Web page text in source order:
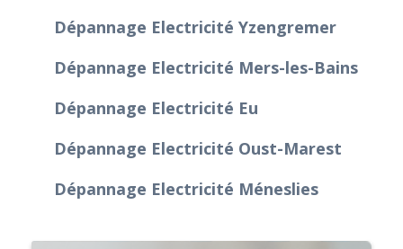
Dépannage Electricité Yzengremer
Dépannage Electricité Mers-les-Bains
Dépannage Electricité Eu
Dépannage Electricité Oust-Marest
Dépannage Electricité Méneslies